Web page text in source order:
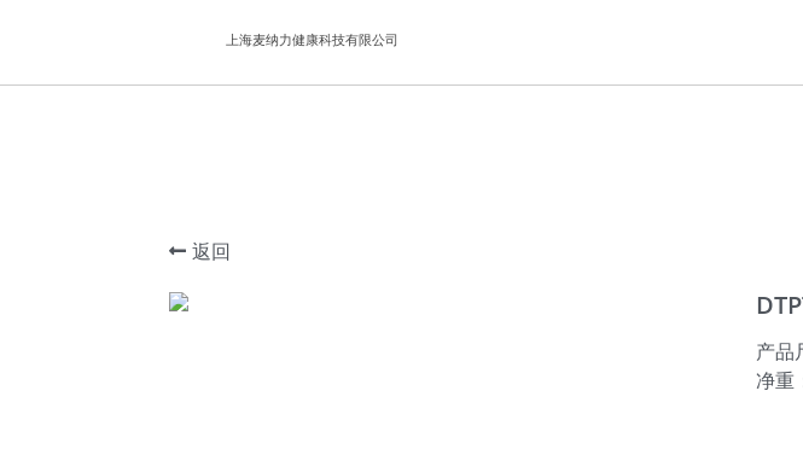
上海麦纳力健康科技有限公司
返回
产品
净重